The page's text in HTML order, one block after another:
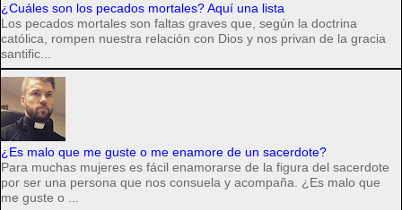
¿Cuáles son los pecados mortales? Aquí una lista
Los pecados mortales son faltas graves que, según la doctrina
católica, rompen nuestra relación con Dios y nos privan de la gracia
santific...
¿Es malo que me guste o me enamore de un sacerdote?
Para muchas mujeres es fácil enamorarse de la figura del sacerdote
por ser una persona que nos consuela y acompaña. ¿Es malo que
me guste o ...